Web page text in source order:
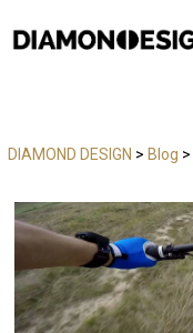
CHYTRÁ DOMÁCNOST
REFERENCE
DIAMOND DESIGN > Blog >